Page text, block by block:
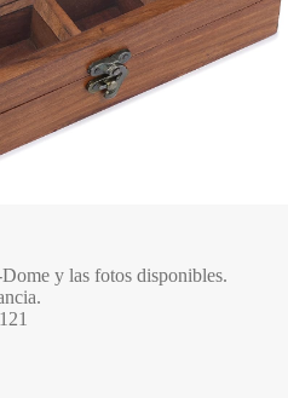
y las fotos disponibles.